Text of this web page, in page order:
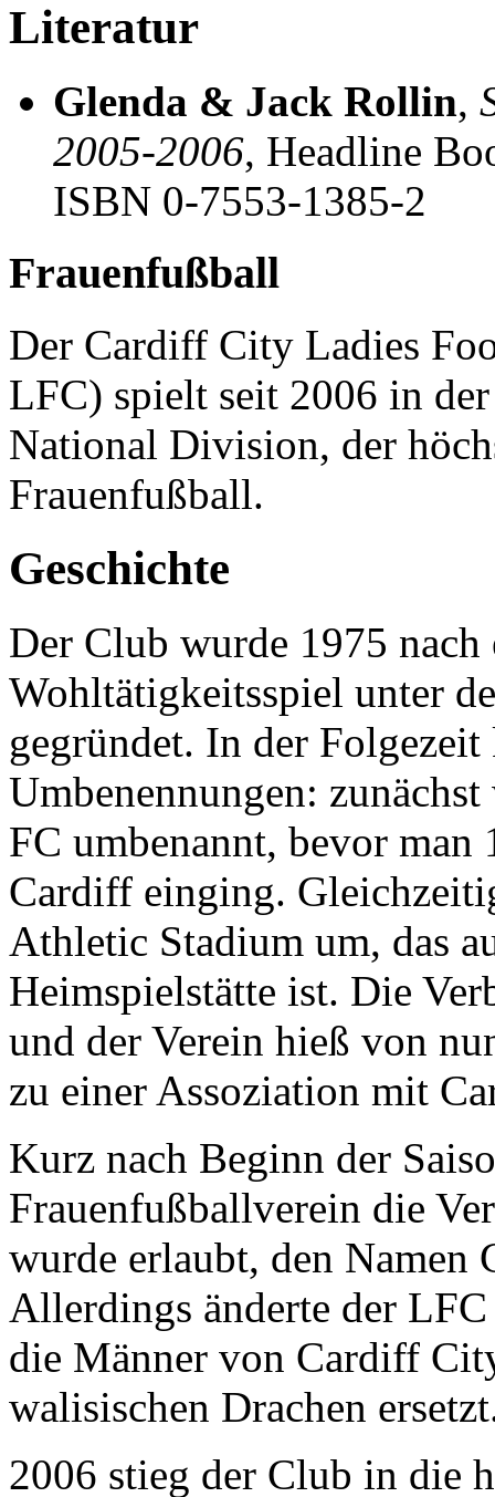
Literatur
Glenda & Jack Rollin,
2005-2006, Headline
ISBN 0-7553-1385-2
Frauenfußball
Der Cardiff City Ladies
LFC) spielt seit 2006 in
National Division, der
Frauenfußball.
Geschichte
Der Club wurde 1975
Wohltätigkeitsspiel unter
gegründet. In der Folgezeit
Umbenennungen:
FC umbenannt, bevor
Cardiff einging.
Athletic Stadium um, das
Heimspielstätte ist. Die
und der Verein hieß von
zu einer Assoziation mit
Kurz nach Beginn der
Frauenfußballverein die
wurde erlaubt, den
Allerdings änderte der
die Männer von Cardiff
walisischen Drachen
2006 stieg der Club in die